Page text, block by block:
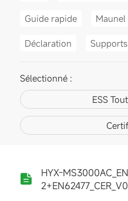
Guide rapide
Déclaration
Sélectionné :
ESS
HYX-